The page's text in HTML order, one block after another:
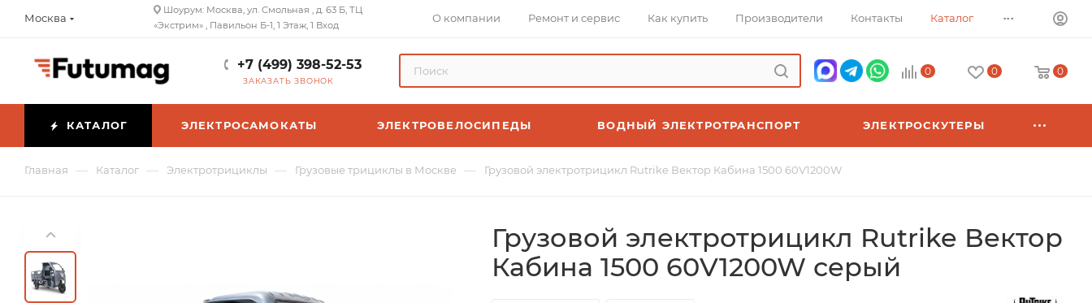
Москва
Шоурум: Москва, ул. Смольная , д. 63 Б, ТЦ
«Экстрим» , Павильон Б-1, 1 Этаж, 1 Вход
О компании Ремонт и сервис Как купить Производители Контакты Каталог ...
+7 (499) 398-52-53
ЗАКАЗАТЬ ЗВОНОК
0 0 0
КАТАЛОГ ЭЛЕКТРОСАМОКАТЫ ЭЛЕКТРОВЕЛОСИПЕДЫ ВОДНЫЙ ЭЛЕКТРОТРАНСПОРТ ЭЛЕКТРОСКУТЕРЫ
Главная — Каталог — Электротрициклы — Грузовые трициклы в Москве — Грузовой электротрицикл Rutrike Вектор Кабина 1500 60V1200W
Грузовой электротрицикл Rutrike Вектор
Кабина 1500 60V1200W серый